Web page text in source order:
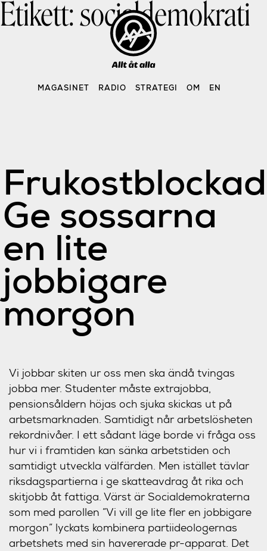
Skip
MAGASINET RADIO STRATEGI OM EN
Etikett:socialdemokrati
Ge sossarna
en lite
jobbigare
morgon
Vi jobbar skiten ur oss men ska ändå tvingas
jobba mer. Studenter måste extrajobba,
pensionsåldern höjas och sjuka skickas ut på
arbetsmarknaden. Samtidigt når arbetslösheten
rekordnivåer. I ett sådant läge borde vi fråga oss
hur vi i framtiden kan sänka arbetstiden och
samtidigt utveckla välfärden. Men istället tävlar
riksdagspartierna i ge skatteavdrag åt rika och
skitjobb åt fattiga. Värst är Socialdemokraterna
som med parollen ”Vi vill ge lite fler en jobbigare
morgon” lyckats kombinera partiideologernas
arbetshets med sin havererade pr-apparat. Det